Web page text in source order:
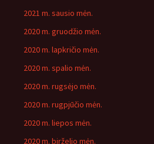
2021 m. sausio mėn.
2020 m. gruodžio mėn.
2020 m. lapkričio mėn.
2020 m. spalio mėn.
2020 m. rugsėjo mėn.
2020 m. rugpjūčio mėn.
2020 m. liepos mėn.
2020 m. birželio mėn.